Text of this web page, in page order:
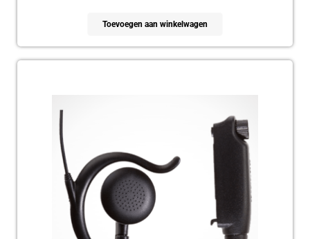
Toevoegen aan winkelwagen